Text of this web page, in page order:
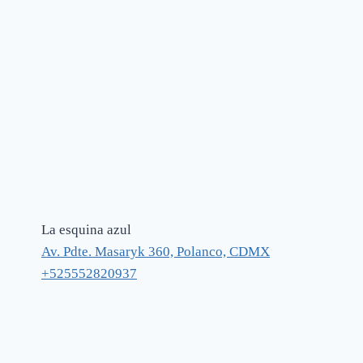
La esquina azul
Av. Pdte. Masaryk 360, Polanco, CDMX
+525552820937